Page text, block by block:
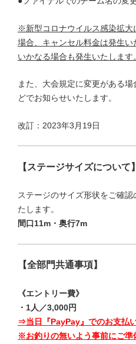
※新型コロナウイルス感染拡大
場合、キャンセル料金は発生
いかなる場合も発生いたします。
また、大会規定に変更がある
どでお知らせいたします。
改訂：2023年3月19日
【ステージサイズについて】
ステージのサイズ形状をご確
たします。
間口11m・奥行7m
【全部門共通事項】
《エントリー費》
・1人／3,000円
⇒当日『PayPay』でのお支払
※お釣りの無いよう事前にご準